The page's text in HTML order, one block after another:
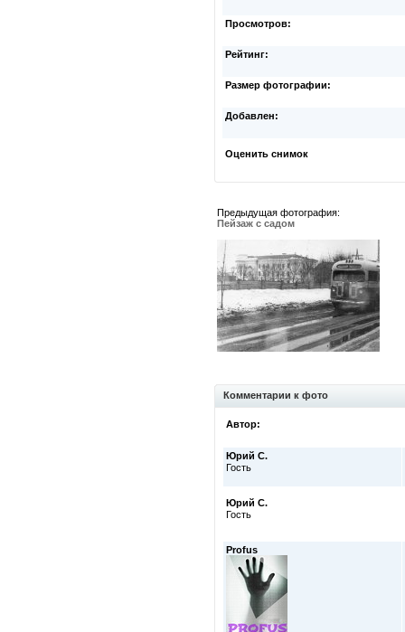
Просмотров:
Рейтинг:
Размер фотографии:
Добавлен:
Оценить снимок
Предыдущая фотография:
Пейзаж с садом
Комментарии к фото
Автор:
Юрий С.
Гость
Юрий С.
Гость
Profus